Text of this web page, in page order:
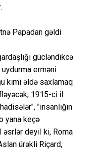
Papadan gəldi
gücləndikcə
erməni
kimi əldə saxlamaq
1915-ci il
"insanlığın
yana keçə
əsrlər deyil ki, Roma
ürəkli Riçard,